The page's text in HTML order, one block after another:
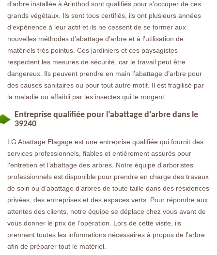
d’arbre installée à Arinthod sont qualifiés pour s’occuper de ces
grands végétaux. Ils sont tous certifiés, ils ont plusieurs années
d’expérience à leur actif et ils ne cessent de se former aux
nouvelles méthodes d’abattage d’arbre et à l’utilisation de
matériels très pointus. Ces jardiniers et ces paysagistes
respectent les mesures de sécurité, car le travail peut être
dangereux. Ils peuvent prendre en main l’abattage d’arbre pour
des causes sanitaires ou pour tout autre motif. Il est fragilisé par
la maladie ou affaibli par les insectes qui le rongent.
Entreprise qualifiée pour l’abattage d’arbre dans le
39240
LG Abattage Elagage est une entreprise qualifiée qui fournit des
services professionnels, fiables et entièrement assurés pour
l'entretien et l’abattage des arbres. Notre équipe d'arboristes
professionnels est disponible pour prendre en charge des travaux
de soin ou d’abattage d’arbres de toute taille dans des résidences
privées, des entreprises et des espaces verts. Pour répondre aux
attentes des clients, notre équipe se déplace chez vous avant de
vous donner le prix de l’opération. Lors de cette visite, ils
prennent toutes les informations nécessaires à propos de l’arbre
afin de préparer tout le matériel.